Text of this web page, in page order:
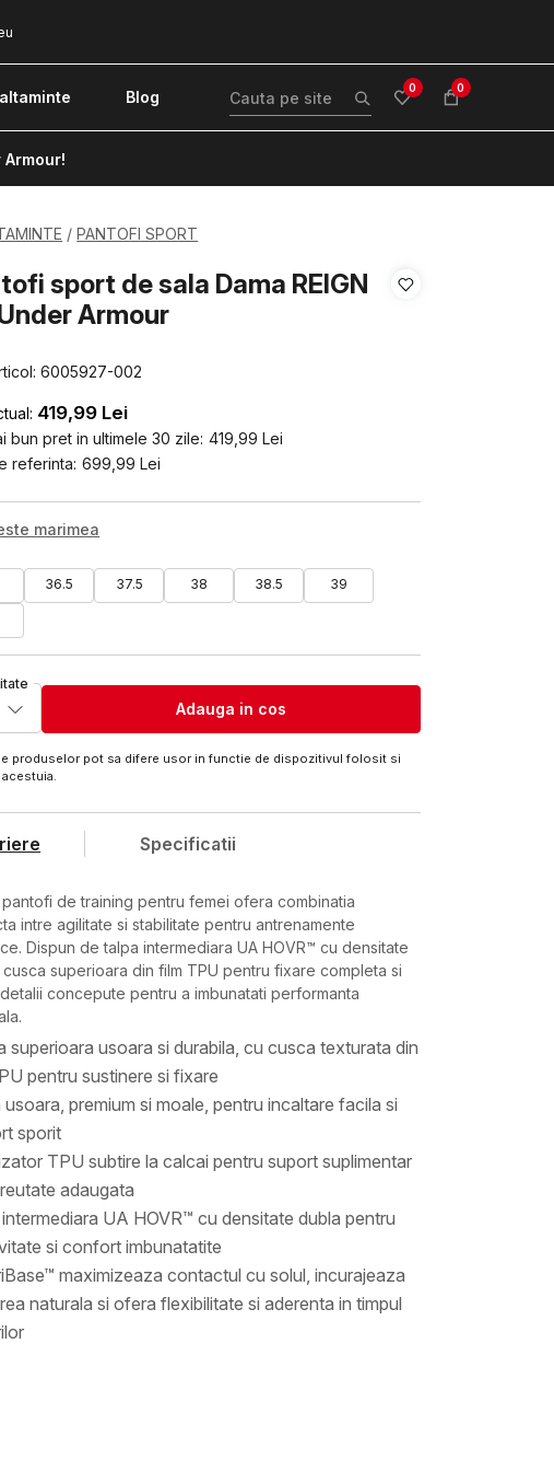
Blog 0 0
PANTOFI SPORT
sport de sala Dama REIGN
Armour
6005927-002
419,99 Lei
bun pret in ultimele 30 zile: 419,99 Lei
referinta: 699,99 Lei
marimea
36.5 37.5 38 38.5 39
Adauga in cos
produselor pot sa difere usor in functie de dispozitivul folosit si
Specificatii
de training pentru femei ofera combinatia
intre agilitate si stabilitate pentru antrenamente
Dispun de talpa intermediara UA HOVR™ cu densitate
superioara din film TPU pentru fixare completa si
concepute pentru a imbunatati performanta
superioara usoara si durabila, cu cusca texturata din
pentru sustinere si fixare
usoara, premium si moale, pentru incaltare facila si
sporit
TPU subtire la calcai pentru suport suplimentar
adaugata
UA HOVR™ cu densitate dubla pentru
si confort imbunatatite
maximizeaza contactul cu solul, incurajeaza
naturala si ofera flexibilitate si aderenta in timpul